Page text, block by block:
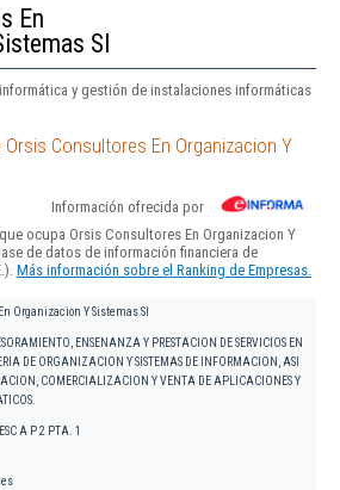
En
Sl
y gestión de instalaciones informáticas
Consultores En Organizacion Y
Información ofrecida por
ocupa Orsis Consultores En Organizacion Y
de datos de información financiera de
Más información sobre el Ranking de Empresas.
Organizacion Y Sistemas Sl
ENSENANZA Y PRESTACION DE SERVICIOS EN
DE ORGANIZACION Y SISTEMAS DE INFORMACION, ASI
COMERCIALIZACION Y VENTA DE APLICACIONES Y
A P 2 PTA. 1